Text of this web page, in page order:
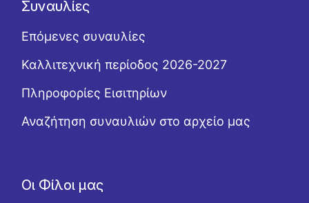
Συναυλίες
Επόμενες συναυλίες
Καλλιτεχνική περίοδος 2026-2027
Πληροφορίες Εισιτηρίων
Αναζήτηση συναυλιών στο αρχείο μας
Οι Φίλοι μας